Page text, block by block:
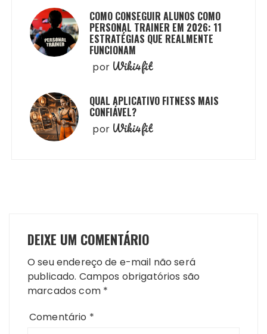
COMO CONSEGUIR ALUNOS COMO
PERSONAL TRAINER EM 2026: 11
ESTRATÉGIAS QUE REALMENTE
FUNCIONAM
por Wiki4fit
QUAL APLICATIVO FITNESS MAIS
CONFIÁVEL?
por Wiki4fit
DEIXE UM COMENTÁRIO
O seu endereço de e-mail não será
publicado. Campos obrigatórios são
marcados com *
Comentário *